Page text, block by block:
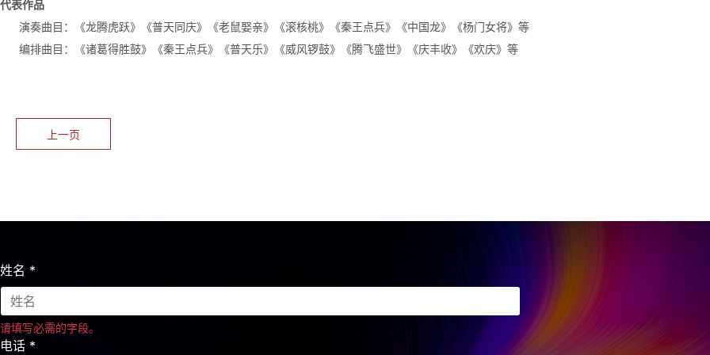
代表作品
演奏曲目：《龙腾虎跃》《普天同庆》《老鼠娶亲》《滚核桃》《秦王点兵》《中国龙》《杨门女将》等
编排曲目：《诸葛得胜鼓》《秦王点兵》《普天乐》《威风锣鼓》《腾飞盛世》《庆丰收》《欢庆》等
上一页
姓名 *
请填写必需的字段。
电话 *